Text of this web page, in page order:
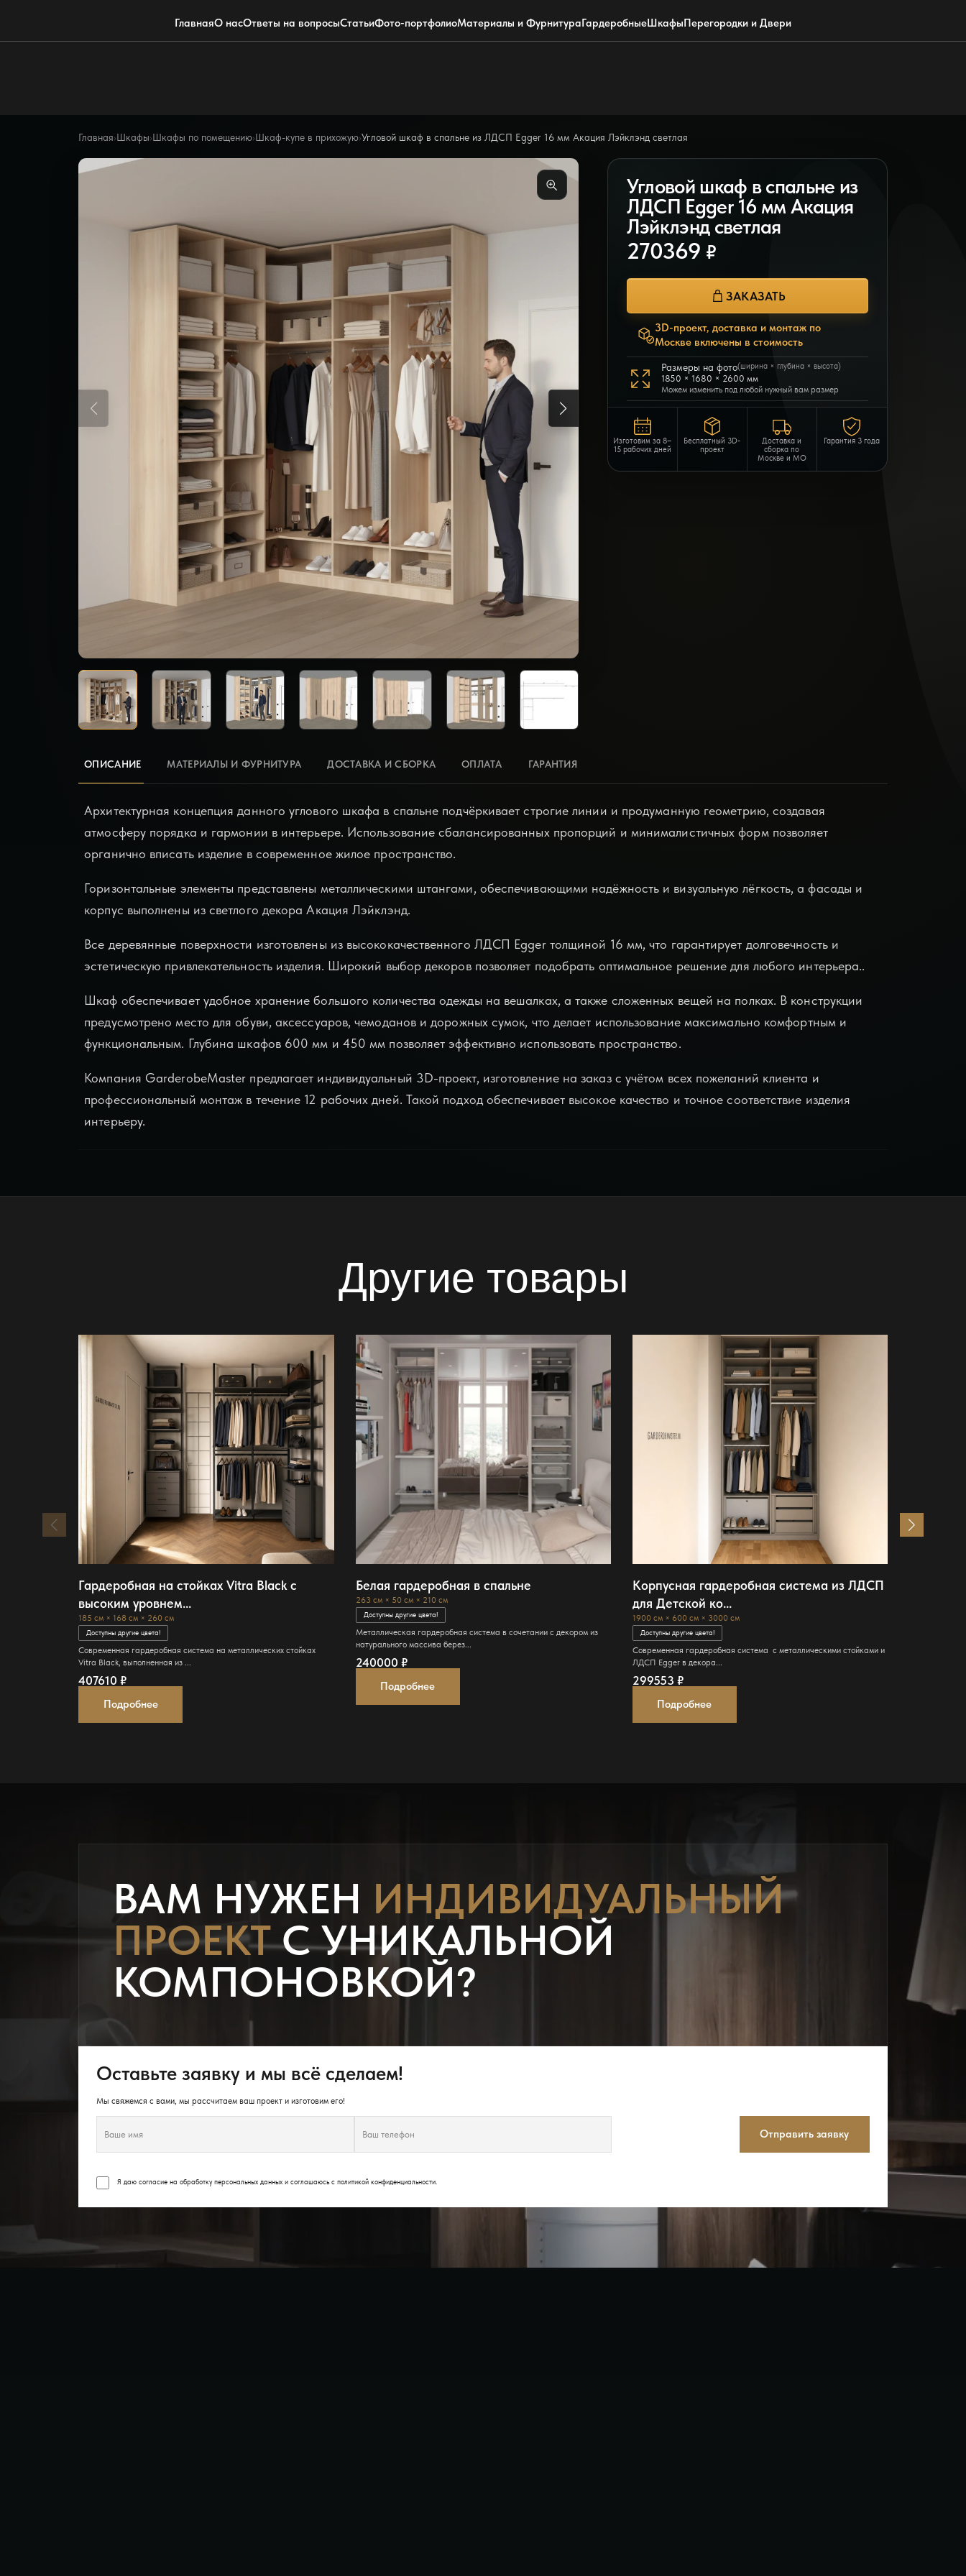
ГлавнаяО насОтветы на вопросыСтатьиФото-портфолиоМатериалы и ФурнитураГардеробныеШкафыПерегородки и Двери
Telegram WhatsApp Max Почта
Главная›Шкафы›Шкафы по помещению›Шкаф-купе в прихожую›Угловой шкаф в спальне из ЛДСП Egger 16 мм Акация Лэйклэнд светлая
Угловой шкаф в спальне из
ЛДСП Egger 16 мм Акация
Лэйклэнд светлая
270369 ₽
ЗАКАЗАТЬ
3D-проект, доставка и монтаж по
Москве включены в стоимость
Размеры на фото(ширина × глубина × высота)
1850 × 1680 × 2600 мм
Можем изменить под любой нужный вам размер
Изготовим за 8–
15 рабочих дней
Бесплатный 3D-
проект
Доставка и
сборка по
Москве и МО
Гарантия 3 года
ОПИСАНИЕ МАТЕРИАЛЫ И ФУРНИТУРА ДОСТАВКА И СБОРКА ОПЛАТА ГАРАНТИЯ
Архитектурная концепция данного углового шкафа в спальне подчёркивает строгие линии и продуманную геометрию, создавая
атмосферу порядка и гармонии в интерьере. Использование сбалансированных пропорций и минималистичных форм позволяет
органично вписать изделие в современное жилое пространство.
Горизонтальные элементы представлены металлическими штангами, обеспечивающими надёжность и визуальную лёгкость, а фасады и
корпус выполнены из светлого декора Акация Лэйклэнд.
Все деревянные поверхности изготовлены из высококачественного ЛДСП Egger толщиной 16 мм, что гарантирует долговечность и
эстетическую привлекательность изделия. Широкий выбор декоров позволяет подобрать оптимальное решение для любого интерьера..
Шкаф обеспечивает удобное хранение большого количества одежды на вешалках, а также сложенных вещей на полках. В конструкции
предусмотрено место для обуви, аксессуаров, чемоданов и дорожных сумок, что делает использование максимально комфортным и
функциональным. Глубина шкафов 600 мм и 450 мм позволяет эффективно использовать пространство.
Компания GarderobeMaster предлагает индивидуальный 3D-проект, изготовление на заказ с учётом всех пожеланий клиента и
профессиональный монтаж в течение 12 рабочих дней. Такой подход обеспечивает высокое качество и точное соответствие изделия
интерьеру.
Другие товары
Гардеробная на стойках Vitra Black с
высоким уровнем...
185 см × 168 см × 260 см
Доступны другие цвета!
Современная гардеробная система на металлических стойках
Vitra Black, выполненная из ...
407610₽
Подробнее
Белая гардеробная в спальне
263 см × 50 см × 210 см
Доступны другие цвета!
Металлическая гардеробная система в сочетании с декором из
натурального массива берез...
240000 ₽
Подробнее
Корпусная гардеробная система из ЛДСП
для Детской ко...
1900 см × 600 см × 3000 см
Доступны другие цвета!
Современная гардеробная система с металлическими стойками и
ЛДСП Egger в декора...
299553 ₽
Подробнее
ВАМ НУЖЕН ИНДИВИДУАЛЬНЫЙ
ПРОЕКТС УНИКАЛЬНОЙ
КОМПОНОВКОЙ?
Оставьте заявку и мы всё сделаем!
Мы свяжемся с вами, мы рассчитаем ваш проект и изготовим его!
Отправить заявку
Я даю согласие на обработку персональных данных и соглашаюсь сполитикой конфиденциальности.